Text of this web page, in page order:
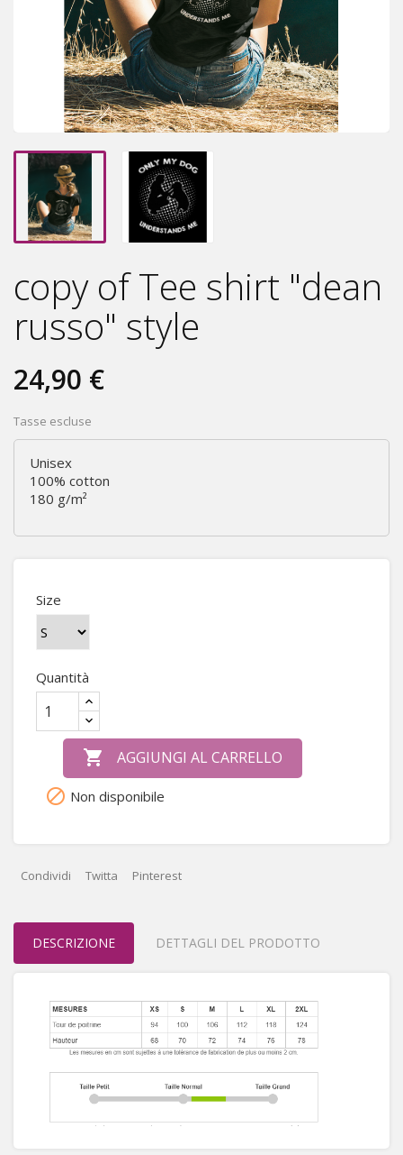
copy of Tee shirt "dean
russo" style
24,90 €
Tasse escluse
Unisex
100% cotton
180 g/m²
Size
Quantità
 AGGIUNGI AL CARRELLO
 Non disponibile
Condividi Twitta Pinterest
DESCRIZIONE DETTAGLI DEL PRODOTTO